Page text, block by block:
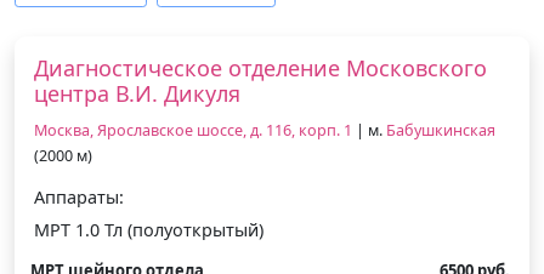
Диагностическое отделение Московского
центра В.И. Дикуля
Москва, Ярославское шоссе, д. 116, корп. 1 | м. Бабушкинская
(2000 м)
Аппараты:
МРТ 1.0 Тл (полуоткрытый)